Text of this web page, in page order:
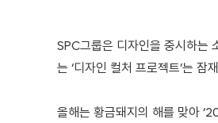
SPC그룹은 디자인을 중시하는
는 ‘디자인 컬처 프로젝트’는
올해는 황금돼지의 해를 맞아